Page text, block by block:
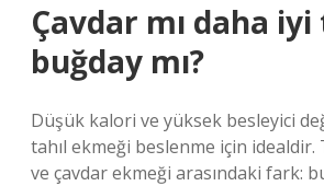
Çavdar mı daha
buğday mı?
Düşük kalori ve yüksek besleyici
tahıl ekmeği beslenme için idealdir.
ve çavdar ekmeği arasındaki fark: